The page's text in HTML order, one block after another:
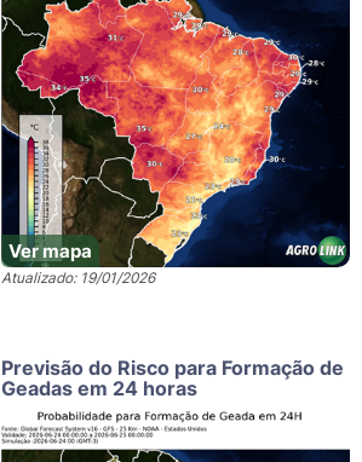
Ver mapa
Atualizado: 19/01/2026
Previsão do Risco para Formação de
Geadas em 24 horas